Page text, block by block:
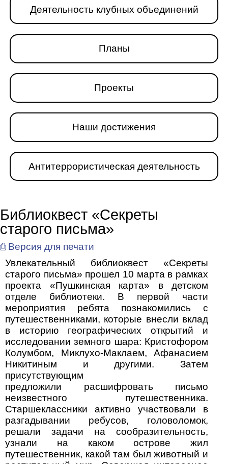
Деятельность клубных объединений
Планы
Проекты
Наши достижения
Антитеррористическая деятельность
Библиоквест «Секреты
старого письма»
⎙ Версия для печати
Увлекательный библиоквест «Секреты
старого письма» прошел 10 марта в рамках
проекта «Пушкинская карта» в детском
отделе библиотеки. В первой части
мероприятия ребята познакомились с
путешественниками, которые внесли вклад
в историю географических открытий и
исследовании земного шара: Кристофором
Колумбом, Миклухо-Маклаем, Афанасием
Никитиным и другими. Затем
присутствующим
предложили расшифровать письмо
неизвестного путешественника.
Старшеклассники активно участвовали в
разгадывании ребусов, головоломок,
решали задачи на сообразительность,
узнали на каком острове жил
путешественник, какой там был животный и